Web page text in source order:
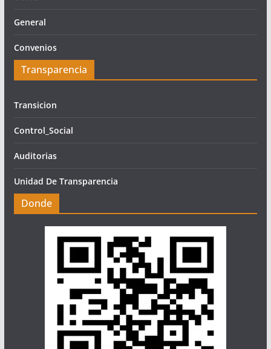
General
Convenios
Transparencia
Transicion
Control_Social
Auditorias
Unidad De Transparencia
Donde